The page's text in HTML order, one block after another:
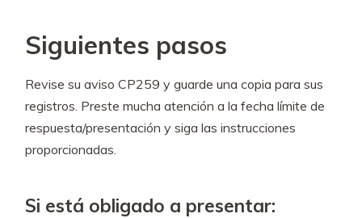
Siguientes pasos
Revise su aviso CP259 y guarde una copia para sus
registros. Preste mucha atención a la fecha límite de
respuesta/presentación y siga las instrucciones
proporcionadas.
Si está obligado a presentar: